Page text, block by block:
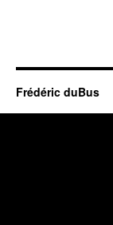
Frédéric duBus